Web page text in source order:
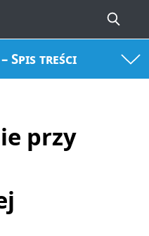
Spis treści
przy